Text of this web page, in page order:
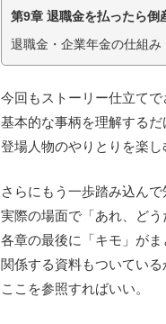
第9章 退職金を払ったら倒
退職金・企業年金の仕組み
今回もストーリー仕立てで
基本的な事柄を理解するだ
登場人物のやりとりを楽し
さらにもう一歩踏み込ん
実際の場面で「あれ、ど
各章の最後に「キモ」がま
関係する資料もついている
ここを参照すればいい。